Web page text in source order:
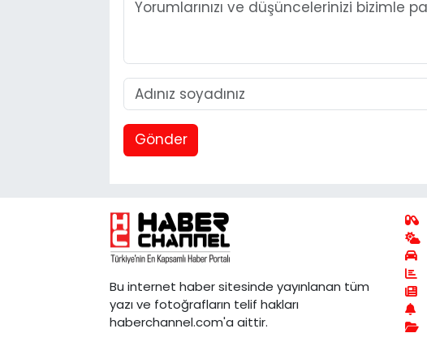
Gönder
Bu internet haber sitesinde yayınlanan tüm
yazı ve fotoğrafların telif hakları
haberchannel.com'a aittir.